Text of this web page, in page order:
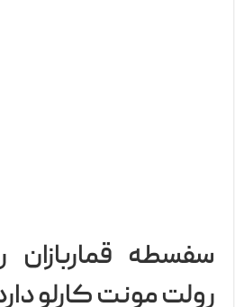
سفسطه قماربازان
رولت مونت کارلو